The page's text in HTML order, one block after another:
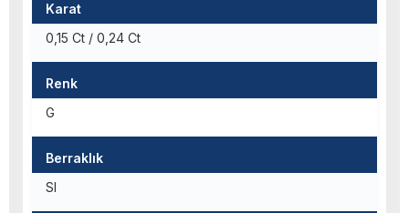
Karat
0,15 Ct / 0,24 Ct
Renk
G
Berraklık
SI